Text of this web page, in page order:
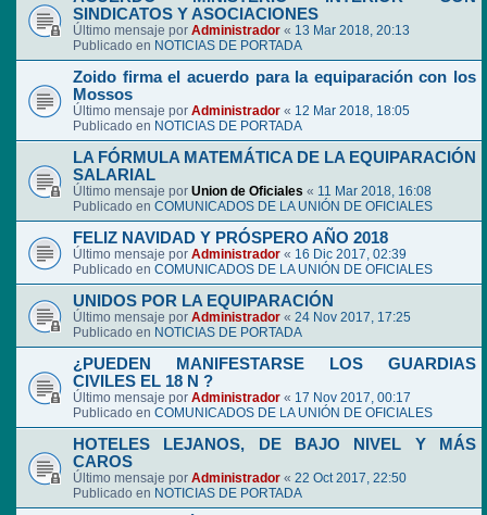
SINDICATOS Y ASOCIACIONES
Último mensaje por Administrador « 13 Mar 2018, 20:13
Publicado en NOTICIAS DE PORTADA
Zoido firma el acuerdo para la equiparación con los
Mossos
Último mensaje por Administrador « 12 Mar 2018, 18:05
Publicado en NOTICIAS DE PORTADA
LA FÓRMULA MATEMÁTICA DE LA EQUIPARACIÓN
SALARIAL
Último mensaje por Union de Oficiales « 11 Mar 2018, 16:08
Publicado en COMUNICADOS DE LA UNIÓN DE OFICIALES
FELIZ NAVIDAD Y PRÓSPERO AÑO 2018
Último mensaje por Administrador « 16 Dic 2017, 02:39
Publicado en COMUNICADOS DE LA UNIÓN DE OFICIALES
UNIDOS POR LA EQUIPARACIÓN
Último mensaje por Administrador « 24 Nov 2017, 17:25
Publicado en NOTICIAS DE PORTADA
¿PUEDEN MANIFESTARSE LOS GUARDIAS
CIVILES EL 18 N ?
Último mensaje por Administrador « 17 Nov 2017, 00:17
Publicado en COMUNICADOS DE LA UNIÓN DE OFICIALES
HOTELES LEJANOS, DE BAJO NIVEL Y MÁS
CAROS
Último mensaje por Administrador « 22 Oct 2017, 22:50
Publicado en NOTICIAS DE PORTADA